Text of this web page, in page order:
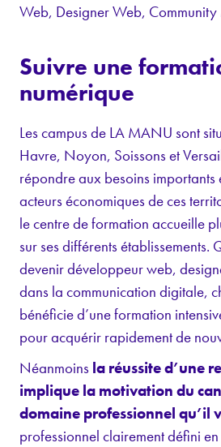
Web, Designer Web,
Suivre une
numérique
Les campus de LA MANU sont
Havre, Noyon, Soissons et
répondre aux besoins importants
acteurs économiques de ces
le centre de formation accueille
sur ses différents établissements.
devenir développeur web,
dans la communication digitale,
bénéficie d’une formation
pour acquérir rapidement de
Néanmoins la réussite d’une
implique la motivation du
domaine professionnel qu’il
professionnel clairement défini